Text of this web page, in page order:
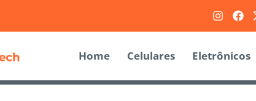
Home Celulares Eletrônicos